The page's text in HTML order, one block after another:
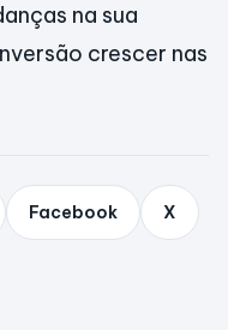
na sua
crescer nas
Facebook X